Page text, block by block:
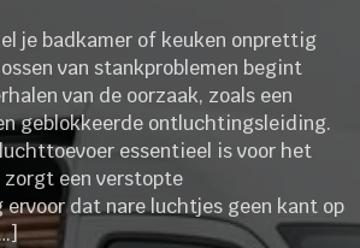
je badkamer of keuken onprettig
van stankproblemen begint
van de oorzaak, zoals een
geblokkeerde ontluchtingsleiding.
essentieel is voor het
een verstopte
dat nare luchtjes geen kant op